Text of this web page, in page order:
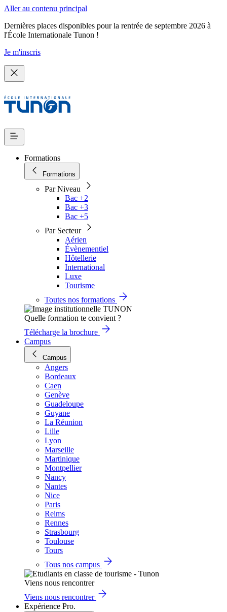
Aller au contenu principal
Dernières places disponibles pour la rentrée de septembre 2026 à
l'École Internationale Tunon !
Je m'inscris
Formations
Formations
Par Niveau
Bac +2
Bac +3
Bac +5
Par Secteur
Aérien
Évènementiel
Hôtellerie
International
Luxe
Tourisme
Toutes nos formations
Quelle formation te convient ?
Télécharge la brochure
Campus
Campus
Angers
Bordeaux
Caen
Genève
Guadeloupe
Guyane
La Réunion
Lille
Lyon
Marseille
Martinique
Montpellier
Nancy
Nantes
Nice
Paris
Reims
Rennes
Strasbourg
Toulouse
Tours
Tous nos campus
Viens nous rencontrer
Viens nous rencontrer
Expérience Pro.